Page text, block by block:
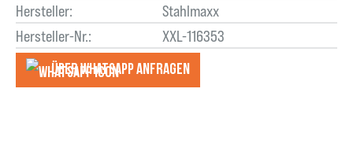
Hersteller:
Stahlmaxx
Hersteller-Nr.:
XXL-116353
Über WhatsApp anfragеn